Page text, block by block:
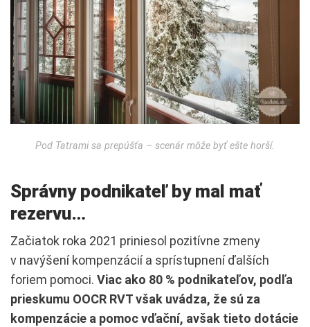
Pod Tatrami sa prepúšťa – scenár môže byť ešte horší.
Správny podnikateľ by mal mať
rezervu…
Začiatok roka 2021 priniesol pozitívne zmeny
v navýšení kompenzácií a sprístupnení ďalších
foriem pomoci. Viac ako 80 % podnikateľov, podľa
prieskumu OOCR RVT však uvádza, že sú za
kompenzácie a pomoc vďační, avšak tieto dotácie